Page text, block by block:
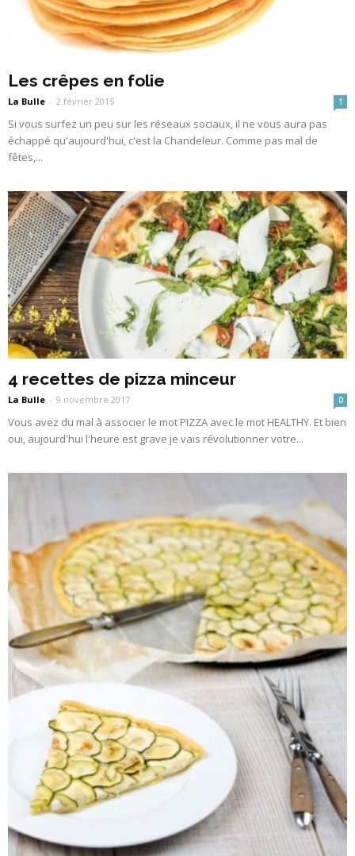
Les crêpes en folie
La Bulle - 2 février 2015 1
Si vous surfez un peu sur les réseaux sociaux, il ne vous aura pas
échappé qu'aujourd'hui, c'est la Chandeleur. Comme pas mal de
fêtes,...
4 recettes de pizza minceur
La Bulle - 9 novembre 2017 0
Vous avez du mal à associer le mot PIZZA avec le mot HEALTHY. Et bien
oui, aujourd'hui l'heure est grave je vais révolutionner votre...